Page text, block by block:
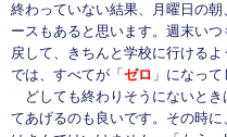
終わっていない結果、月曜日の
ースもあると思います。週末い
戻して、きちんと学校に行ける
では、すべてが「 ゼロ 」になって
どしても終わりそうにないとき
てあげるのも良いです。その時